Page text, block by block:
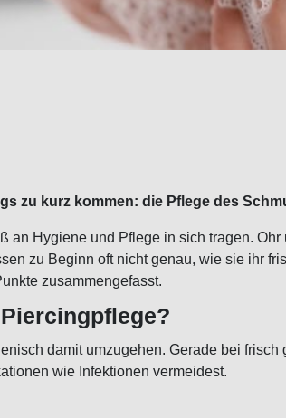
zu kurz kommen: die Pflege des
an Hygiene und Pflege in sich tragen. Ohr
zu Beginn oft nicht genau, wie sie ihr
zusammengefasst.
damit umzugehen. Gerade bei frisch
wie Infektionen vermeidest.